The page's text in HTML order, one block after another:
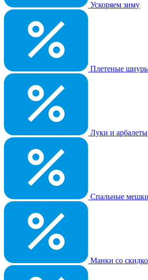
Ускоряем зиму
Плетеные
Луки и арбалеты
Спальные мешки
Манки со